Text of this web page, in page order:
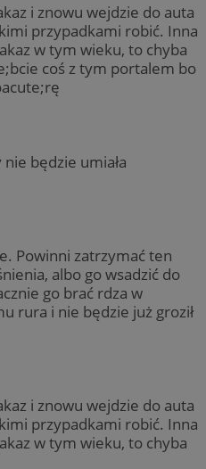
i znowu wejdzie do auta
przypadkami robić. Inna
w tym wieku, to chyba
coś z tym portalem bo
będzie umiała
Powinni zatrzymać ten
albo go wsadzić do
go brać rdza w
rura i nie będzie już groził
i znowu wejdzie do auta
przypadkami robić. Inna
w tym wieku, to chyba